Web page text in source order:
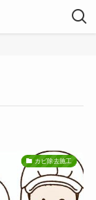
カビ除去施工